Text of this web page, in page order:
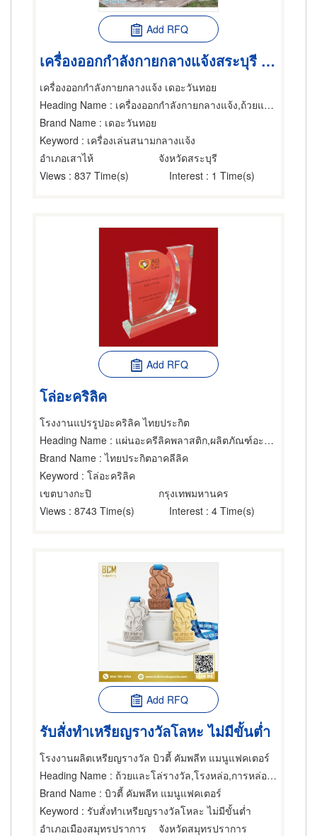
Add RFQ
เครื่องออกกำลังกายกลางแจ้งสระบุรี ราคา
เครื่องออกกำลังกายกลางแจ้ง เดอะวันทอย
Heading Name : เครื่องออกกำลังกายกลางแจ้ง,ถ้วยและโล่รางวัล,ขายส่งและผู้ผลิตอุปกรณ์กีฬา
Brand Name : เดอะวันทอย
Keyword : เครื่องเล่นสนามกลางแจ้ง
อำเภอเสาไห้
จังหวัดสระบุรี
Views : 837 Time(s) Interest : 1 Time(s)
Add RFQ
โล่อะคริลิค
โรงงานแปรรูปอะคริลิค ไทยประกิต
Heading Name : แผ่นอะครีลิคพลาสติก,ผลิตภัณฑ์อะคริลิค,ถ้วยและโล่รางวัล
Brand Name : ไทยประกิตอาคลีลิค
Keyword : โล่อะคริลิค
เขตบางกะปิ
กรุงเทพมหานคร
Views : 8743 Time(s) Interest : 4 Time(s)
Add RFQ
รับสั่งทำเหรียญรางวัลโลหะ ไม่มีขั้นต่ำ
โรงงานผลิตเหรียญรางวัล บิวตี้ คัมพลีท แมนูแฟคเตอร์
Heading Name : ถ้วยและโล่รางวัล,โรงหล่อ,การหล่อโลหะ
Brand Name : บิวตี้ คัมพลีท แมนูแฟคเตอร์
Keyword : รับสั่งทำเหรียญรางวัลโหละ ไม่มีขั้นต่ำ
อำเภอเมืองสมุทรปราการ
จังหวัดสมุทรปราการ